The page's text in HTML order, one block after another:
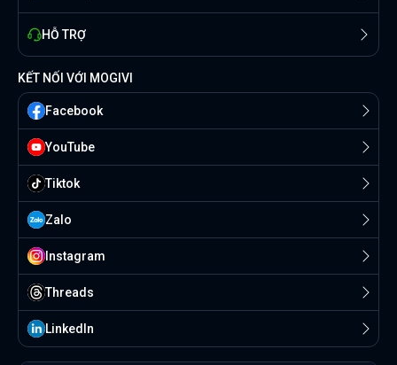
HỖ TRỢ
KẾT NỐI VỚI MOGIVI
Facebook
YouTube
Tiktok
Zalo
Instagram
Threads
Linkedln